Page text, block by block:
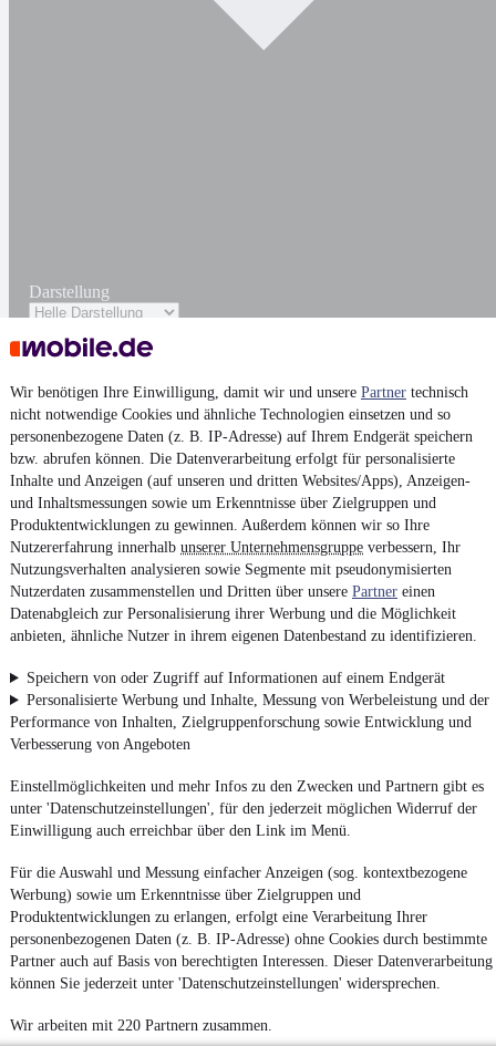
Wir benötigen Ihre Einwilligung, damit wir und unsere Partner technisch
nicht notwendige Cookies und ähnliche Technologien einsetzen und so
personenbezogene Daten (z. B. IP-Adresse) auf Ihrem Endgerät speichern
bzw. abrufen können. Die Datenverarbeitung erfolgt für personalisierte
Inhalte und Anzeigen (auf unseren und dritten Websites/Apps), Anzeigen-
und Inhaltsmessungen sowie um Erkenntnisse über Zielgruppen und
Produktentwicklungen zu gewinnen. Außerdem können wir so Ihre
Nutzererfahrung innerhalb unserer Unternehmensgruppe verbessern, Ihr
Nutzungsverhalten analysieren sowie Segmente mit pseudonymisierten
Nutzerdaten zusammenstellen und Dritten über unsere Partner einen
Datenabgleich zur Personalisierung ihrer Werbung und die Möglichkeit
anbieten, ähnliche Nutzer in ihrem eigenen Datenbestand zu identifizieren.
Speichern von oder Zugriff auf Informationen auf einem Endgerät
Personalisierte Werbung und Inhalte, Messung von Werbeleistung und der
Performance von Inhalten, Zielgruppenforschung sowie Entwicklung und
Verbesserung von Angeboten
Einstellmöglichkeiten und mehr Infos zu den Zwecken und Partnern gibt es
unter 'Datenschutzeinstellungen', für den jederzeit möglichen Widerruf der
Einwilligung auch erreichbar über den Link im Menü.
Für die Auswahl und Messung einfacher Anzeigen (sog. kontextbezogene
Werbung) sowie um Erkenntnisse über Zielgruppen und
Produktentwicklungen zu erlangen, erfolgt eine Verarbeitung Ihrer
personenbezogenen Daten (z. B. IP-Adresse) ohne Cookies durch bestimmte
Partner auch auf Basis von berechtigten Interessen. Dieser Datenverarbeitung
können Sie jederzeit unter 'Datenschutzeinstellungen' widersprechen.
Wir arbeiten mit 220 Partnern zusammen.
Darstellung